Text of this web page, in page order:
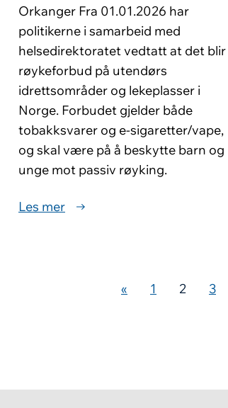
Orkanger Fra 01.01.2026 har
politikerne i samarbeid med
helsedirektoratet vedtatt at det blir
røykeforbud på utendørs
idrettsområder og lekeplasser i
Norge. Forbudet gjelder både
tobakksvarer og e-sigaretter/vape,
og skal være på å beskytte barn og
unge mot passiv røyking.
Les mer
« 1 2 3